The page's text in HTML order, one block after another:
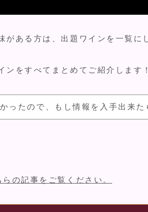
がある方は、出題ワインを一覧に
をすべてまとめてご紹介します！
ったので、もし情報を入手出来た
の記事をご覧ください。